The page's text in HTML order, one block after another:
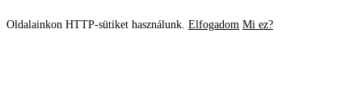
Oldalainkon HTTP-sütiket használunk. Elfogadom Mi ez?